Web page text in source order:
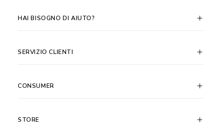
HAI BISOGNO DI AIUTO?
SERVIZIO CLIENTI
CONSUMER
STORE